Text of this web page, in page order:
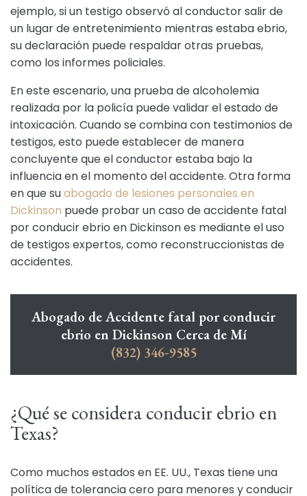
ejemplo, si un testigo observó al conductor salir de
un lugar de entretenimiento mientras estaba ebrio,
su declaración puede respaldar otras pruebas,
como los informes policiales.
En este escenario, una prueba de alcoholemia
realizada por la policía puede validar el estado de
intoxicación. Cuando se combina con testimonios de
testigos, esto puede establecer de manera
concluyente que el conductor estaba bajo la
influencia en el momento del accidente. Otra forma
en que suabogado de lesiones personales en
Dickinson puede probar un caso de accidente fatal
por conducir ebrio en Dickinson es mediante el uso
de testigos expertos, como reconstruccionistas de
accidentes.
Abogado de Accidente fatal por conducir
ebrio en Dickinson Cerca de Mí
(832) 346-9585
¿Qué se considera conducir ebrio en
Texas?
Como muchos estados en EE. UU., Texas tiene una
política de tolerancia cero para menores y conducir